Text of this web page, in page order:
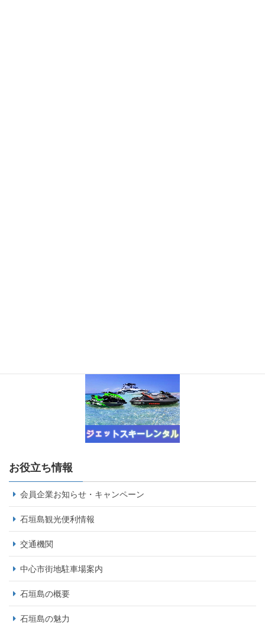
お役立ち情報
会員企業お知らせ・キャンペーン
石垣島観光便利情報
交通機関
中心市街地駐車場案内
石垣島の概要
石垣島の魅力